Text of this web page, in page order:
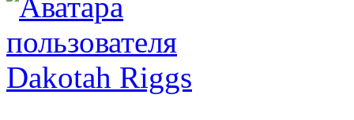
Dakotah Riggs